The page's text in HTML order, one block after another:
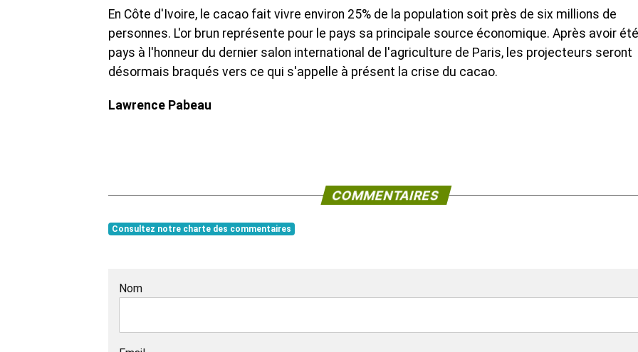
En Côte d'Ivoire, le cacao fait vivre environ 25% de la population soit près de six millions de
personnes. L'or brun représente pour le pays sa principale source économique. Après avoir
pays à l'honneur du dernier salon international de l'agriculture de Paris, les projecteurs seront
désormais braqués vers ce qui s'appelle à présent la crise du cacao.
Lawrence Pabeau
COMMENTAIRES
Consultez notre charte des commentaires
Nom